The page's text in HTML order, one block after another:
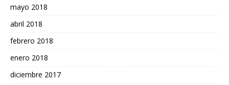
mayo 2018
abril 2018
febrero 2018
enero 2018
diciembre 2017